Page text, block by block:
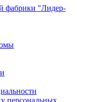
фабрики "Лидер-
персональных